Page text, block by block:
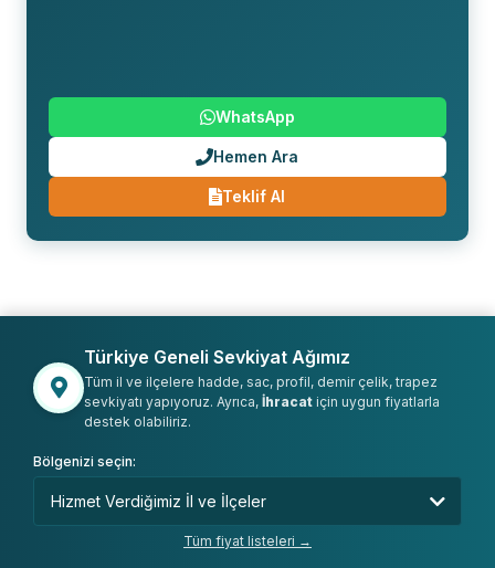
WhatsApp
Hemen Ara
Teklif Al
Türkiye Geneli Sevkiyat Ağımız
Tüm il ve ilçelere hadde, sac, profil, demir çelik, trapez
sevkiyatı yapıyoruz. Ayrıca, İhracat için uygun fiyatlarla
destek olabiliriz.
Bölgenizi seçin:
Tüm fiyat listeleri →